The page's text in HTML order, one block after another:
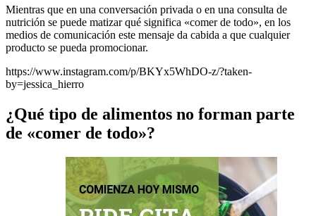
Mientras que en una conversación privada o en una consulta de
nutrición se puede matizar qué significa «comer de todo», en los
medios de comunicación este mensaje da cabida a que cualquier
producto se pueda promocionar.
https://www.instagram.com/p/BKYx5WhDO-z/?taken-
by=jessica_hierro
¿Qué tipo de alimentos no forman parte
de «comer de todo»?